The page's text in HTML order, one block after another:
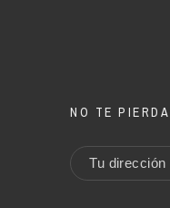
NO TE